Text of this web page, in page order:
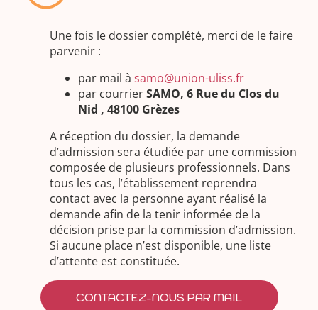
Une fois le dossier complété, merci de le faire
parvenir :
par mail à samo@union-uliss.fr
par courrierSAMO, 6 Rue du Clos du
Nid , 48100 Grèzes
A réception du dossier, la demande
d’admission sera étudiée par une commission
composée de plusieurs professionnels. Dans
tous les cas, l’établissement reprendra
contact avec la personne ayant réalisé la
demande afin de la tenir informée de la
décision prise par la commission d’admission.
Si aucune place n’est disponible, une liste
d’attente est constituée.
CONTACTEZ-NOUS PAR MAIL